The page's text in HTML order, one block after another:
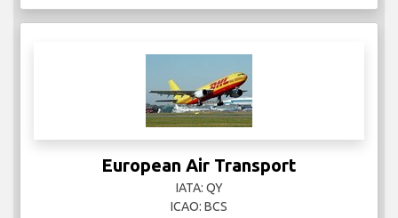
IATA: QY
ICAO: BCS
2
Veckoflyg
Mer information